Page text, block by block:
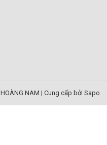
NAM | Cung cấp bởi Sapo